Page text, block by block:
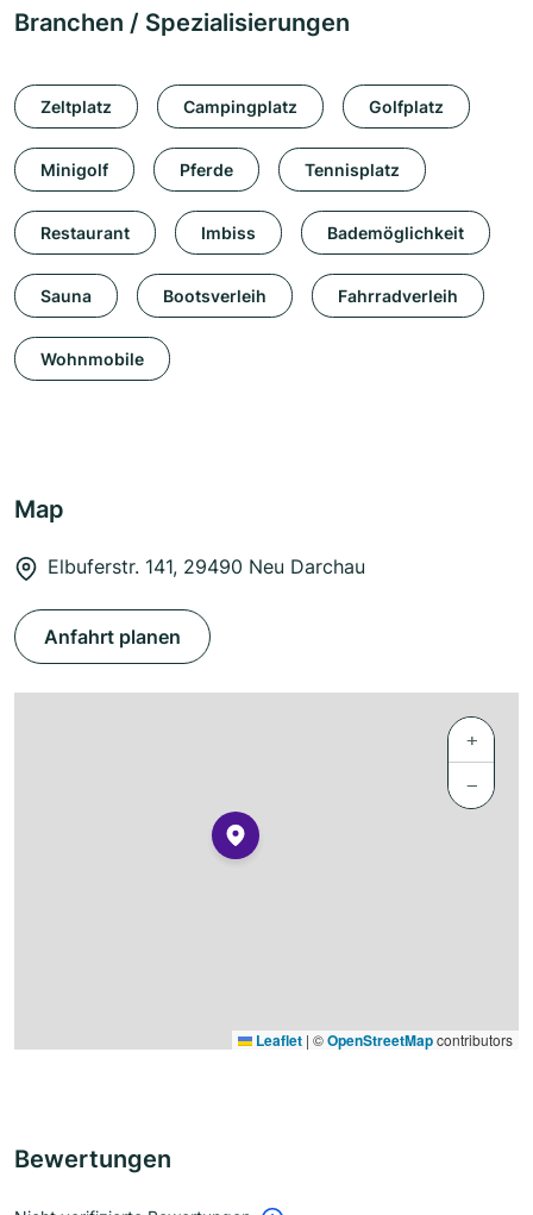
Branchen / Spezialisierungen
Zeltplatz Campingplatz Golfplatz
Minigolf Pferde Tennisplatz
Restaurant Imbiss Bademöglichkeit
Sauna Bootsverleih Fahrradverleih
Wohnmobile
Map
Elbuferstr. 141, 29490 Neu Darchau
Anfahrt planen
+
−
Leaflet | ©OpenStreetMapcontributors
Bewertungen